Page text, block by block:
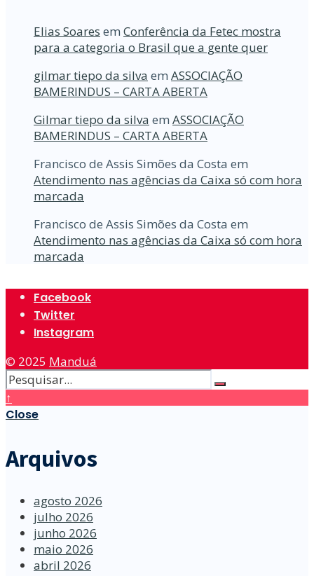
Elias Soares em Conferência da Fetec mostra
para a categoria o Brasil que a gente quer
gilmar tiepo da silva em ASSOCIAÇÃO
BAMERINDUS – CARTA ABERTA
Gilmar tiepo da silva em ASSOCIAÇÃO
BAMERINDUS – CARTA ABERTA
Francisco de Assis Simões da Costa em
Atendimento nas agências da Caixa só com hora
marcada
Francisco de Assis Simões da Costa em
Atendimento nas agências da Caixa só com hora
marcada
Facebook
Twitter
Instagram
© 2025 Manduá
↑
Close
Arquivos
agosto 2026
julho 2026
junho 2026
maio 2026
abril 2026